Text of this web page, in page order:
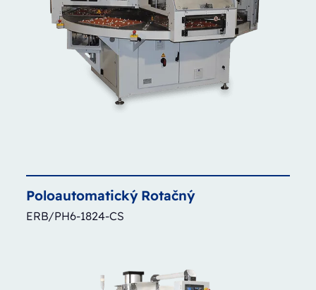
Poloautomatický Rotačný
ERB/PH6-1824-CS